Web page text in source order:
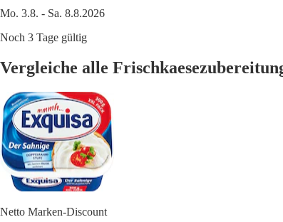
Mo. 3.8. - Sa. 8.8.2026
Noch 3 Tage gültig
Vergleiche alle
Netto Marken-Discount